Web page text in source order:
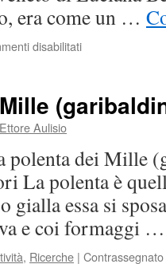
era come un …
disabilitati
guerra
Favaro
Veneto
(in
memoria
Luciana
Bellunato)
Ettore Aulisio
polenta dei Mille
La polenta è
gialla essa si
e coi formaggi
, Ricerche | Contrassegnato